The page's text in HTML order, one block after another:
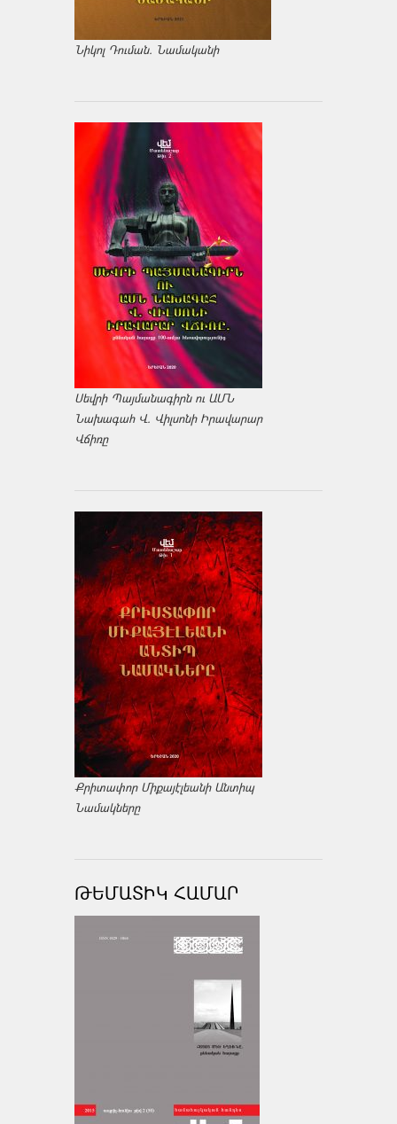
Նիկոլ Դուման. Նամականի
Սեվրի Պայմանագիրն ու ԱՄՆ
Նախագահ Վ. Վիլսոնի Իրավարար
Վճիռը
Քրիտափոր Միքայէլեանի Անտիպ
Նամակները
ԹԵՄԱՏԻԿ ՀԱՄԱՐ